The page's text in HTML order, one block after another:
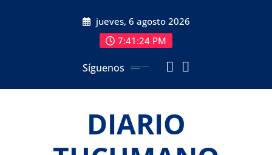
jueves, 6 agosto 2026
7:41:24 PM
Síguenos
DIARIO